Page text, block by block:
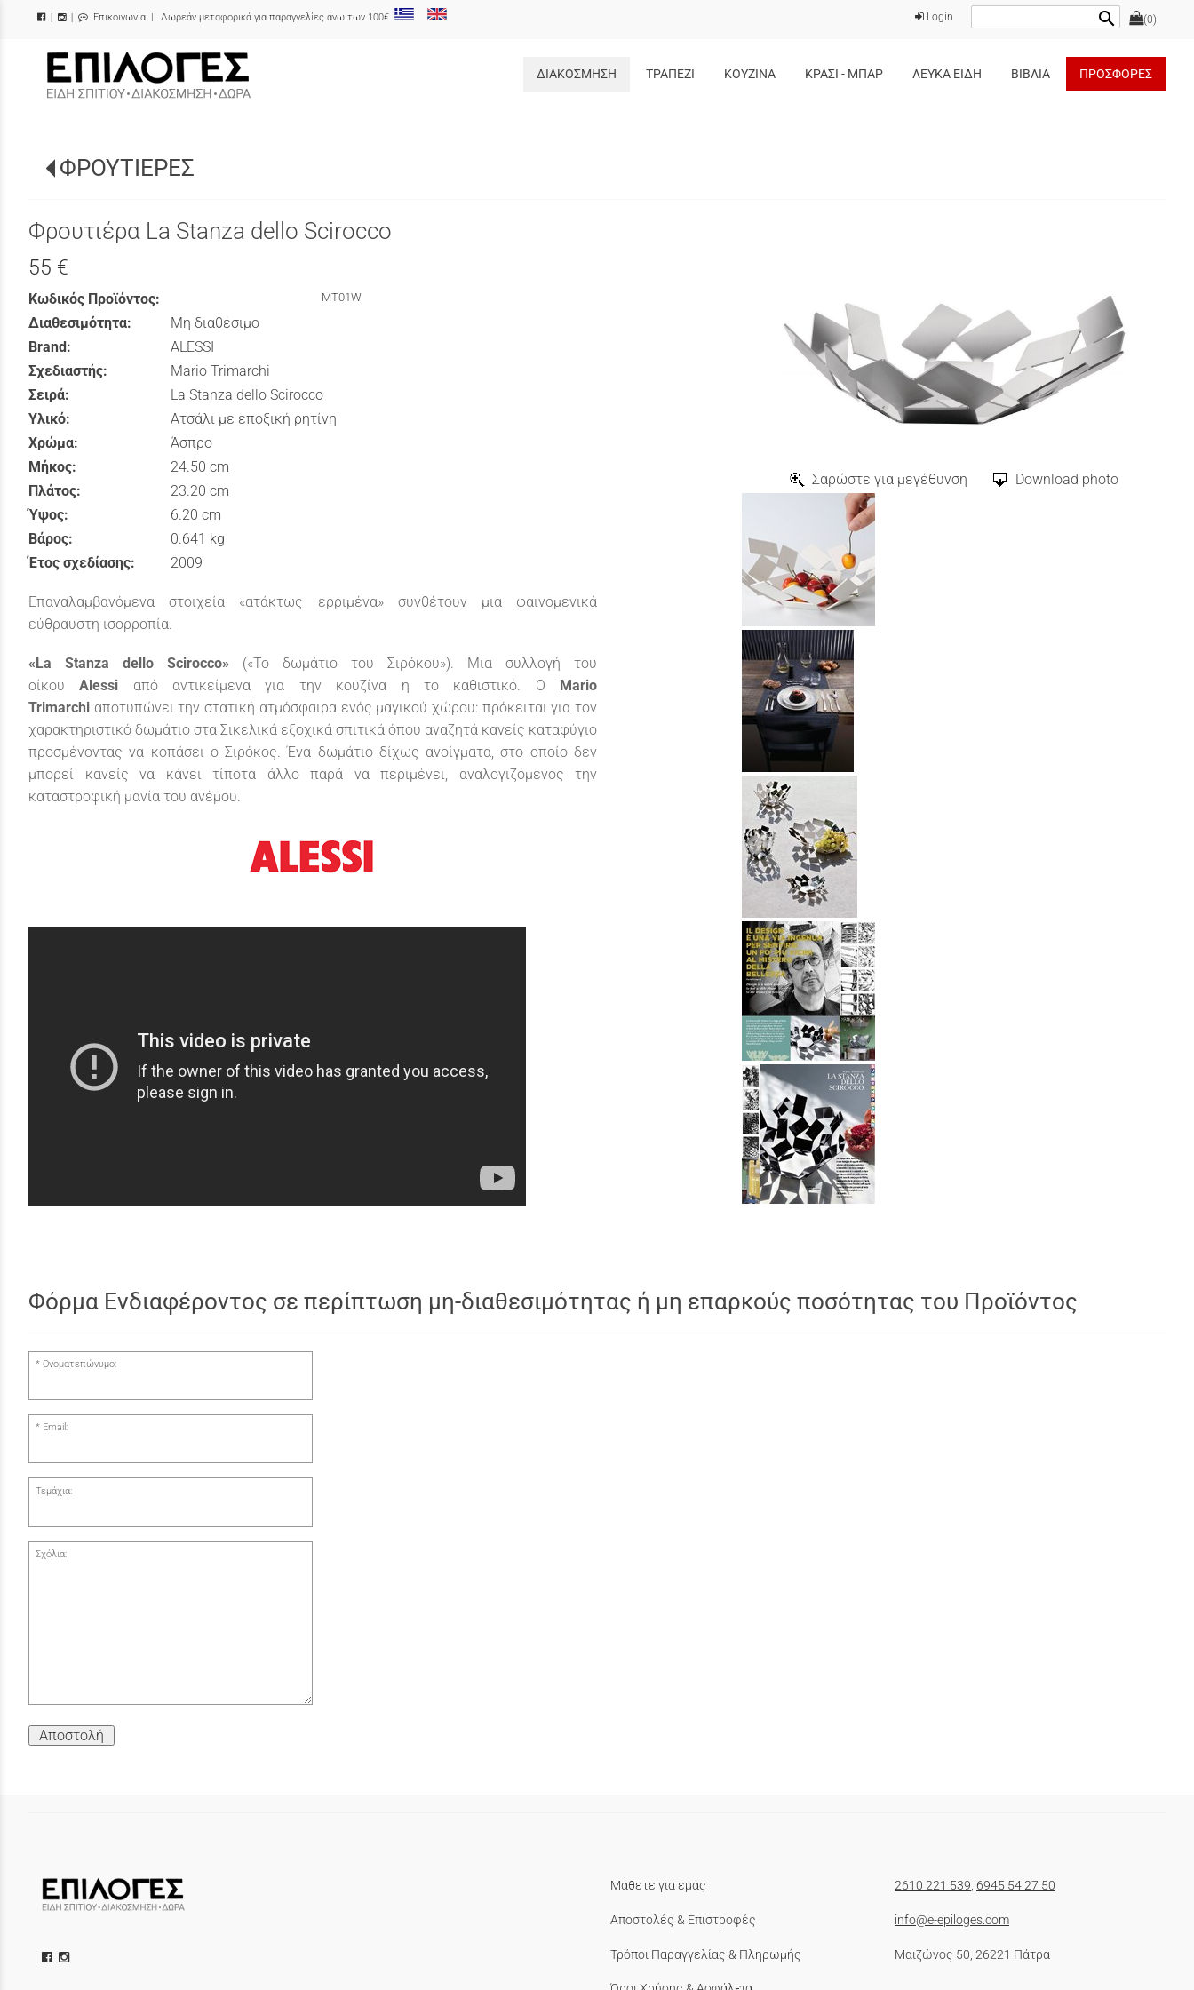
| Επικοινωνία | Δωρεάν μεταφορικά για παραγγελίες άνω των 100€ (0)
search
Login
/
ΔΙΑΚΟΣΜΗΣΗ ΤΡΑΠΕΖΙ ΚΟΥΖΙΝΑ ΚΡΑΣΙ - ΜΠΑΡ ΛΕΥΚΑ ΕΙΔΗ ΒΙΒΛΙΑ ΠΡΟΣΦΟΡΕΣ
ΦΡΟΥΤΙΕΡΕΣ
Σαρώστε για μεγέθυνση Download photo
Φρουτιέρα La Stanza dello Scirocco
55 €
Κωδικός Προϊόντος: MT01W
Διαθεσιμότητα:
Μη διαθέσιμο
Brand:
ALESSI
Σχεδιαστής:
Mario Trimarchi
Σειρά:
La Stanza dello Scirocco
Υλικό:
Ατσάλι με εποξική ρητίνη
Χρώμα:
Άσπρο
Μήκος:
24.50 cm
Πλάτος:
23.20 cm
Ύψος:
6.20 cm
Βάρος:
0.641 kg
Έτος σχεδίασης:
2009
Επαναλαμβανόμενα στοιχεία «ατάκτως ερριμένα» συνθέτουν μια φαινομενικά
εύθραυστη ισορροπία.
«La Stanza dello Scirocco»
(«Το δωμάτιο του Σιρόκου»). Μια συλλογή του
οίκου
Alessi από αντικείμενα για την κουζίνα η το καθιστικό. O
Mario
Trimarchi αποτυπώνει την στατική ατμόσφαιρα ενός μαγικού χώρου: πρόκειται για τον
χαρακτηριστικό δωμάτιο στα Σικελικά εξοχικά σπιτικά όπου αναζητά κανείς καταφύγιο
προσμένοντας να κοπάσει ο Σιρόκος. Ένα δωμάτιο δίχως ανοίγματα, στο οποίο δεν
μπορεί κανείς να κάνει τίποτα άλλο παρά να περιμένει, αναλογιζόμενος την
καταστροφική μανία του ανέμου.
Φόρμα Ενδιαφέροντος σε περίπτωση μη-διαθεσιμότητας ή μη επαρκούς ποσότητας του Προϊόντος
Ονοματεπώνυμο:
Email:
Τεμάχια:
Σχόλια:
Αποστολή
Μάθετε για εμάς
Αποστολές & Επιστροφές
Τρόποι Παραγγελίας & Πληρωμής
2610 221 539 6945 54 27 50
info@e-epiloges.com
Μαιζώνος 50, 26221 Πάτρα